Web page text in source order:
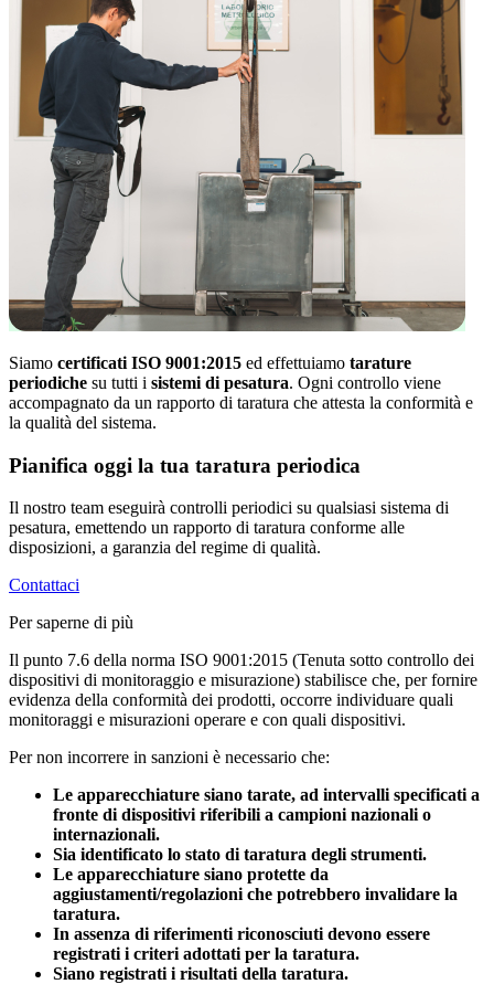
Siamo certificati ISO 9001:2015 ed effettuiamo tarature
periodiche su tutti i sistemi di pesatura. Ogni controllo viene
accompagnato da un rapporto di taratura che attesta la conformità e
la qualità del sistema.
Pianifica oggi la tua taratura periodica
Il nostro team eseguirà controlli periodici su qualsiasi sistema di
pesatura, emettendo un rapporto di taratura conforme alle
disposizioni, a garanzia del regime di qualità.
Contattaci
Per saperne di più
Il punto 7.6 della norma ISO 9001:2015 (Tenuta sotto controllo dei
dispositivi di monitoraggio e misurazione) stabilisce che, per fornire
evidenza della conformità dei prodotti, occorre individuare quali
monitoraggi e misurazioni operare e con quali dispositivi.
Per non incorrere in sanzioni è necessario che:
Le apparecchiature siano tarate, ad intervalli specificati a
fronte di dispositivi riferibili a campioni nazionali o
internazionali.
Sia identificato lo stato di taratura degli strumenti.
Le apparecchiature siano protette da
aggiustamenti/regolazioni che potrebbero invalidare la
taratura.
In assenza di riferimenti riconosciuti devono essere
registrati i criteri adottati per la taratura.
Siano registrati i risultati della taratura.